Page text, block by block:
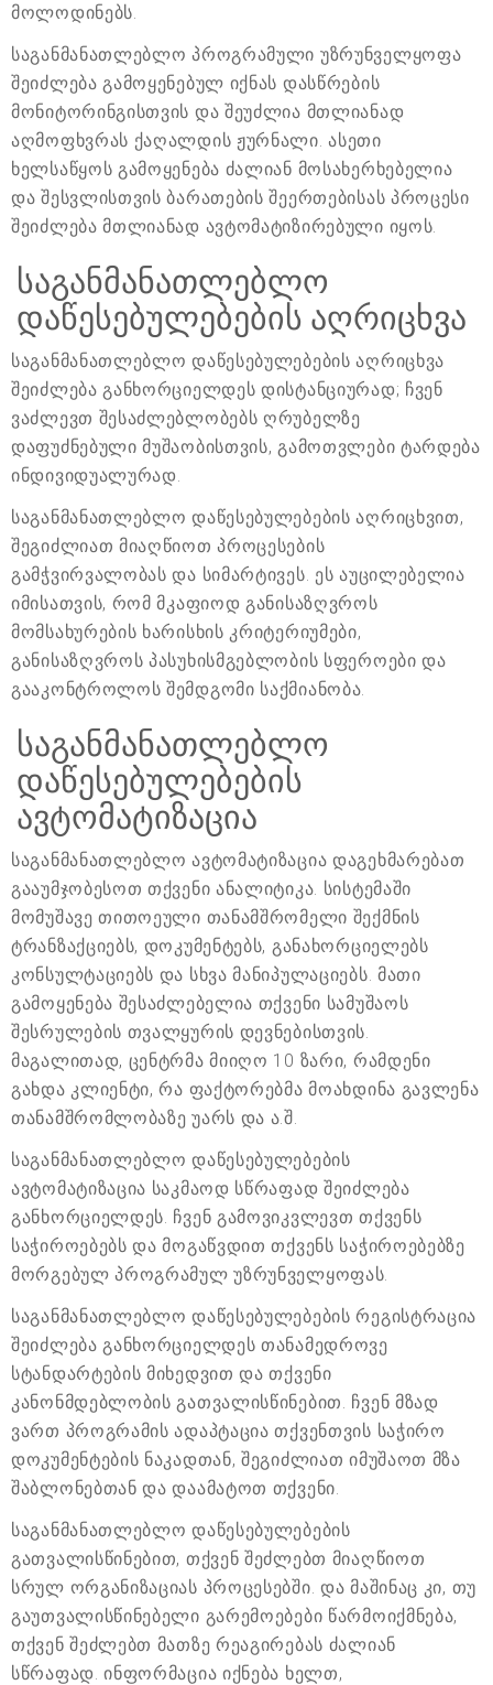
მოლოდინებს.
საგანმანათლებლო პროგრამული უზრუნველყოფა
შეიძლება გამოყენებულ იქნას დასწრების
მონიტორინგისთვის და შეუძლია მთლიანად
აღმოფხვრას ქაღალდის ჟურნალი. ასეთი
ხელსაწყოს გამოყენება ძალიან მოსახერხებელია
და შესვლისთვის ბარათების შეერთებისას პროცესი
შეიძლება მთლიანად ავტომატიზირებული იყოს.
საგანმანათლებლო
დაწესებულებების აღრიცხვა
საგანმანათლებლო დაწესებულებების აღრიცხვა
შეიძლება განხორციელდეს დისტანციურად; ჩვენ
ვაძლევთ შესაძლებლობებს ღრუბელზე
დაფუძნებული მუშაობისთვის, გამოთვლები ტარდება
ინდივიდუალურად.
საგანმანათლებლო დაწესებულებების აღრიცხვით,
შეგიძლიათ მიაღწიოთ პროცესების
გამჭვირვალობას და სიმარტივეს. ეს აუცილებელია
იმისათვის, რომ მკაფიოდ განისაზღვროს
მომსახურების ხარისხის კრიტერიუმები,
განისაზღვროს პასუხისმგებლობის სფეროები და
გააკონტროლოს შემდგომი საქმიანობა.
საგანმანათლებლო
დაწესებულებების
ავტომატიზაცია
საგანმანათლებლო ავტომატიზაცია დაგეხმარებათ
გააუმჯობესოთ თქვენი ანალიტიკა. სისტემაში
მომუშავე თითოეული თანამშრომელი შექმნის
ტრანზაქციებს, დოკუმენტებს, განახორციელებს
კონსულტაციებს და სხვა მანიპულაციებს. მათი
გამოყენება შესაძლებელია თქვენი სამუშაოს
შესრულების თვალყურის დევნებისთვის.
მაგალითად, ცენტრმა მიიღო 10 ზარი, რამდენი
გახდა კლიენტი, რა ფაქტორებმა მოახდინა გავლენა
თანამშრომლობაზე უარს და ა.შ.
საგანმანათლებლო დაწესებულებების
ავტომატიზაცია საკმაოდ სწრაფად შეიძლება
განხორციელდეს. ჩვენ გამოვიკვლევთ თქვენს
საჭიროებებს და მოგაწვდით თქვენს საჭიროებებზე
მორგებულ პროგრამულ უზრუნველყოფას.
საგანმანათლებლო დაწესებულებების რეგისტრაცია
შეიძლება განხორციელდეს თანამედროვე
სტანდარტების მიხედვით და თქვენი
კანონმდებლობის გათვალისწინებით. ჩვენ მზად
ვართ პროგრამის ადაპტაცია თქვენთვის საჭირო
დოკუმენტების ნაკადთან, შეგიძლიათ იმუშაოთ მზა
შაბლონებთან და დაამატოთ თქვენი.
საგანმანათლებლო დაწესებულებების
გათვალისწინებით, თქვენ შეძლებთ მიაღწიოთ
სრულ ორგანიზაციას პროცესებში. და მაშინაც კი, თუ
გაუთვალისწინებელი გარემოებები წარმოიქმნება,
თქვენ შეძლებთ მათზე რეაგირებას ძალიან
სწრაფად. ინფორმაცია იქნება ხელთ,